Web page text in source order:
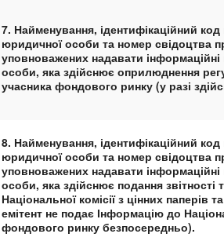
7. Найменування, ідентифікаційний
юридичної особи та номер свідоцтва
уповноважених надавати
особи, яка здійснює оприлюднення
учасника фондового ринку (у разі
8. Найменування, ідентифікаційний
юридичної особи та номер свідоцтва
уповноважених надавати
особи, яка здійснює подання
Національної комісії з цінних
емітент не подає Інформацію до
фондового ринку безпосередньо).